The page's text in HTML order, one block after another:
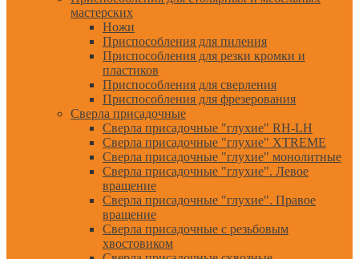
мастерских
Ножи
Приспособления для пиления
Приспособления для резки кромки и
пластиков
Приспособления для сверления
Приспособления для фрезерования
Сверла присадочные
Сверла присадочные "глухие" RH-LH
Сверла присадочные "глухие" XTREME
Сверла присадочные "глухие" монолитные
Сверла присадочные "глухие". Левое
вращение
Сверла присадочные "глухие". Правое
вращение
Сверла присадочные с резьбовым
хвостовиком